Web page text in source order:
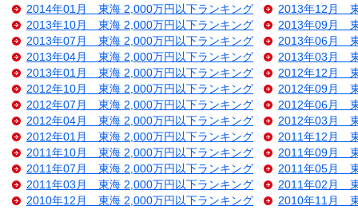
2014年01月 東海 2,000万円以下ランキング
2013年12月
2013年10月 東海 2,000万円以下ランキング
2013年09月
2013年07月 東海 2,000万円以下ランキング
2013年06月
2013年04月 東海 2,000万円以下ランキング
2013年03月
2013年01月 東海 2,000万円以下ランキング
2012年12月
2012年10月 東海 2,000万円以下ランキング
2012年09月
2012年07月 東海 2,000万円以下ランキング
2012年06月
2012年04月 東海 2,000万円以下ランキング
2012年03月
2012年01月 東海 2,000万円以下ランキング
2011年12月
2011年10月 東海 2,000万円以下ランキング
2011年09月
2011年07月 東海 2,000万円以下ランキング
2011年05月
2011年03月 東海 2,000万円以下ランキング
2011年02月
2010年12月 東海 2,000万円以下ランキング
2010年11月